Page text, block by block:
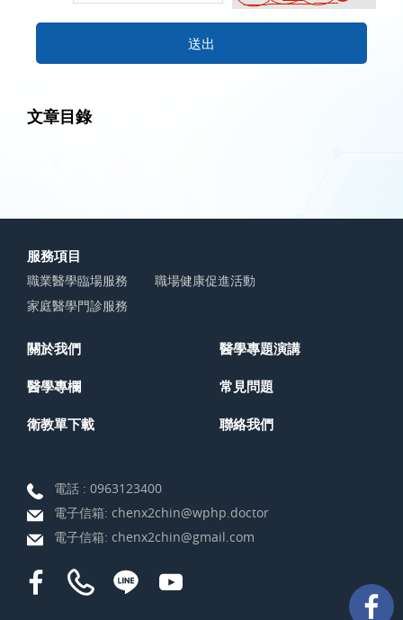
送出
文章目錄
服務項目
職業醫學臨場服務
職場健康促進活動
家庭醫學門診服務
關於我們 醫學專題演講
醫學專欄 常見問題
衛教單下載 聯絡我們
電話 : 0963123400
電子信箱: chenx2chin@wphp.doctor
電子信箱: chenx2chin@gmail.com